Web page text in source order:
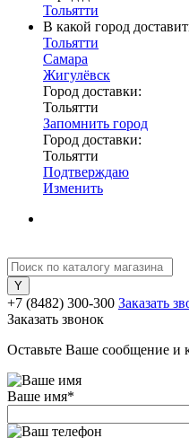
Тольятти
В какой город
Тольятти
Самара
Жигулёвск
Город доставки:
Тольятти
Запомнить город
Город доставки:
Тольятти
Подтверждаю
Изменить
+7 (8482) 300-300 Заказать
Заказать звонок
Оставьте Ваше сообщение и
Ваше имя*